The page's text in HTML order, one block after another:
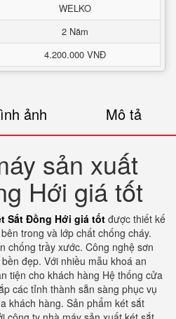
WELKO
2 Năm
4.200.000 VNĐ
ảnh Mô tả
sản xuất
Hới giá tốt
Sắt Đồng Hới giá tốt được thiết kế
trong và lớp chất chống cháy.
chống trầy xước. Công nghệ sơn
đẹp. Với nhiều mẫu khoá an
tiện cho khách hàng Hệ thống cửa
các tỉnh thành sẵn sàng phục vụ
khách hàng. Sản phẩm két sắt